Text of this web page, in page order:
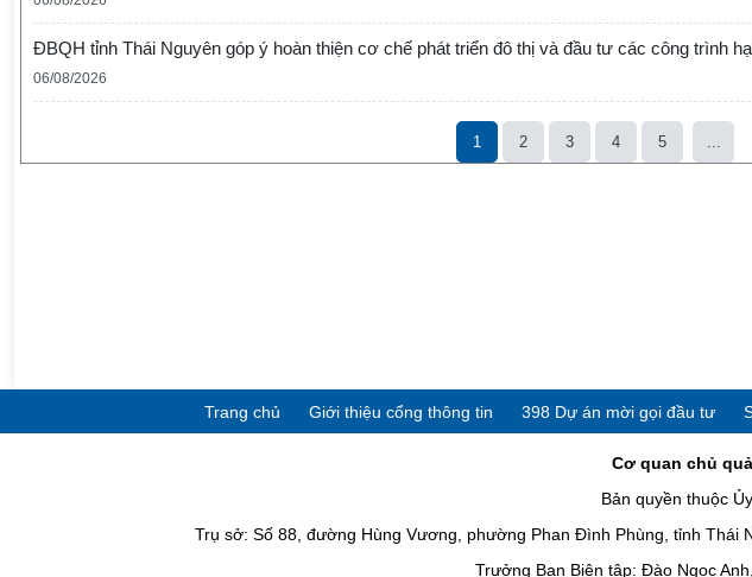
ĐBQH tỉnh Thái Nguyên góp ý hoàn thiện cơ chế phát triển đô thị và đầu tư các công trình
06/08/2026
1 2 3 4 5
Trang chủ Giới thiệu cổng thông tin 398 Dự án mời gọi đầu tư
Cơ quan chủ
Bản quyền thuộc
Trụ sở: Số 88, đường Hùng Vương, phường Phan Đình Phùng, tỉnh Thái
Trưởng Ban Biên tập: Đào Ngọc